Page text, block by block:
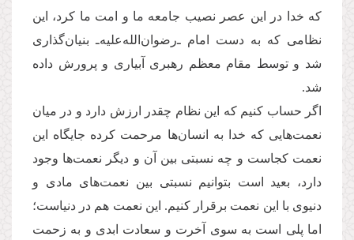
که خدا در این عصر نصیب جامعه ما و امت ما کرد، این
نظامی كه به دست امام ـ‌رضوان‌الله‌علیه‌ـ بنیان‌گذاری
شد و توسط مقام معظم رهبری آبیاری و پرورش داده
شد.
اگر حساب کنیم که این نظام چقدر ارزش دارد و در میان
نعمت‌هایی که خدا به انسان‌ها مرحمت کرده جایگاه این
نعمت کجاست و چه نسبتی بین آن و دیگر نعمت‌ها وجود
دارد، بعید است بتوانیم نسبتی بین نعمت‌های مادی و
دنیوی با این نعمت برقرار كنیم. این نعمت هم در دنیاست؛
اما پلی است به سوی آخرت و سعادت ابدی و به زحمت